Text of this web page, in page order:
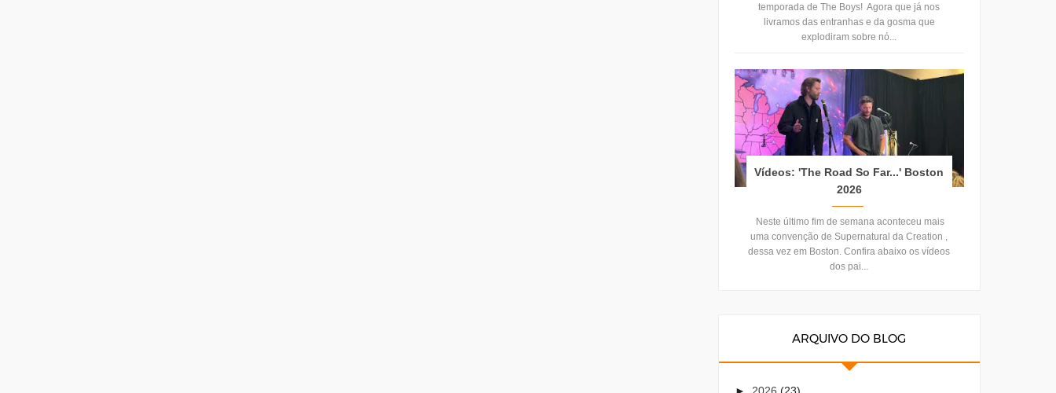
temporada de The Boys! Agora que já nos
livramos das entranhas e da gosma que
explodiram sobre nó...
Vídeos: 'The Road So Far...' Boston
2026
Neste último fim de semana aconteceu mais
uma convenção de Supernatural da Creation ,
dessa vez em Boston. Confira abaixo os vídeos
dos pai...
ARQUIVO DO BLOG
► 2026 (23)